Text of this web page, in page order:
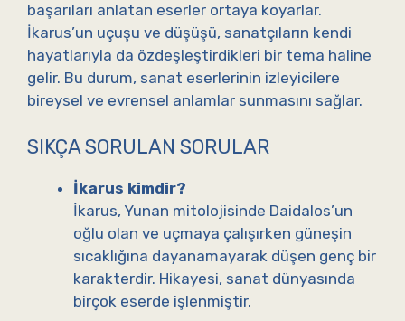
başarıları anlatan eserler ortaya koyarlar.
İkarus’un uçuşu ve düşüşü, sanatçıların kendi
hayatlarıyla da özdeşleştirdikleri bir tema haline
gelir. Bu durum, sanat eserlerinin izleyicilere
bireysel ve evrensel anlamlar sunmasını sağlar.
SIKÇA SORULAN SORULAR
İkarus kimdir?
İkarus, Yunan mitolojisinde Daidalos’un
oğlu olan ve uçmaya çalışırken güneşin
sıcaklığına dayanamayarak düşen genç bir
karakterdir. Hikayesi, sanat dünyasında
birçok eserde işlenmiştir.